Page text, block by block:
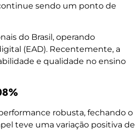
sendo um ponto de
do Brasil, operando
(EAD). Recentemente, a
e qualidade no ensino
robusta, fechando o
teve uma variação positiva de